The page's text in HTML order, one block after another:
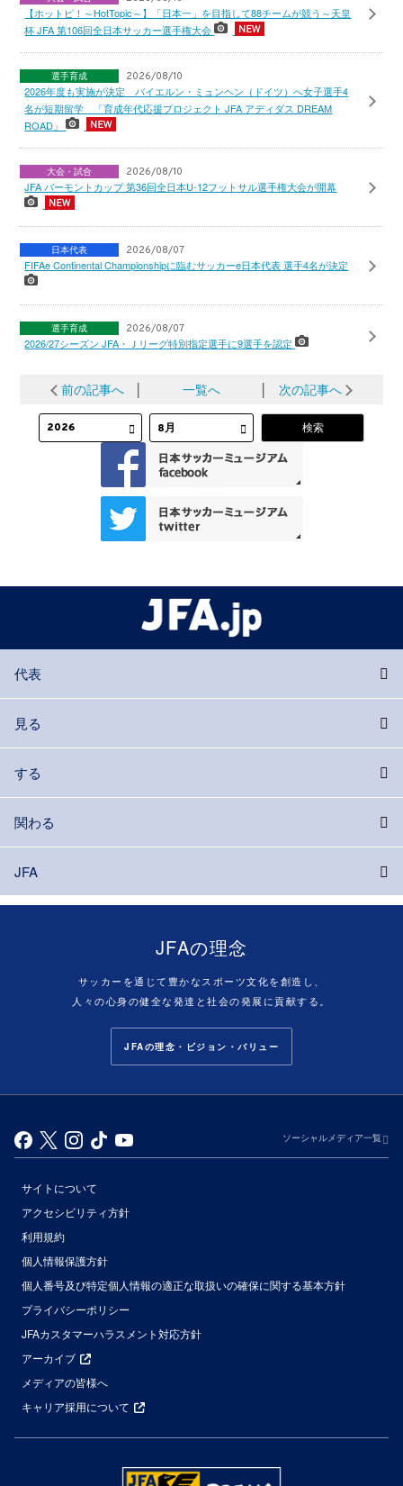
【ホットピ！～HotTopic～】「日本一」を目指して88チームが競う～天皇
杯 JFA 第106回全日本サッカー選手権大会
選手育成 2026/08/10
2026年度も実施が決定 バイエルン・ミュンヘン（ドイツ）へ女子選手4
名が短期留学 「育成年代応援プロジェクト JFA アディダス DREAM
ROAD」
大会・試合 2026/08/10
JFA バーモントカップ 第36回全日本U-12フットサル選手権大会が開幕
日本代表 2026/08/07
FIFAe Continental Championshipに臨むサッカーe日本代表 選手4名が決定
選手育成 2026/08/07
2026/27シーズン JFA・Ｊリーグ特別指定選手に9選手を認定
前の記事へ 一覧へ 次の記事へ
代表
見る
する
関わる
JFA
JFAの理念
サッカーを通じて豊かなスポーツ文化を創造し、
人々の心身の健全な発達と社会の発展に貢献する。
JFAの理念・ビジョン・バリュー
ソーシャルメディア一覧
サイトについて
アクセシビリティ方針
利用規約
個人情報保護方針
個人番号及び特定個人情報の適正な取扱いの確保に関する基本方針
プライバシーポリシー
JFAカスタマーハラスメント対応方針
アーカイブ
メディアの皆様へ
キャリア採用について